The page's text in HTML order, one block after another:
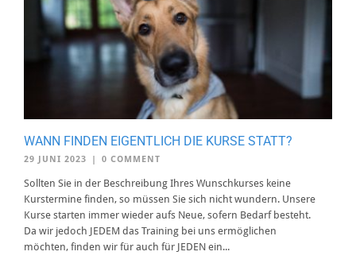
WANN FINDEN EIGENTLICH DIE KURSE STATT?
29 JUNI 2023 0 COMMENT
Sollten Sie in der Beschreibung Ihres Wunschkurses keine
Kurstermine finden, so müssen Sie sich nicht wundern. Unsere
Kurse starten immer wieder aufs Neue, sofern Bedarf besteht.
Da wir jedoch JEDEM das Training bei uns ermöglichen
möchten, finden wir für auch für JEDEN ein...